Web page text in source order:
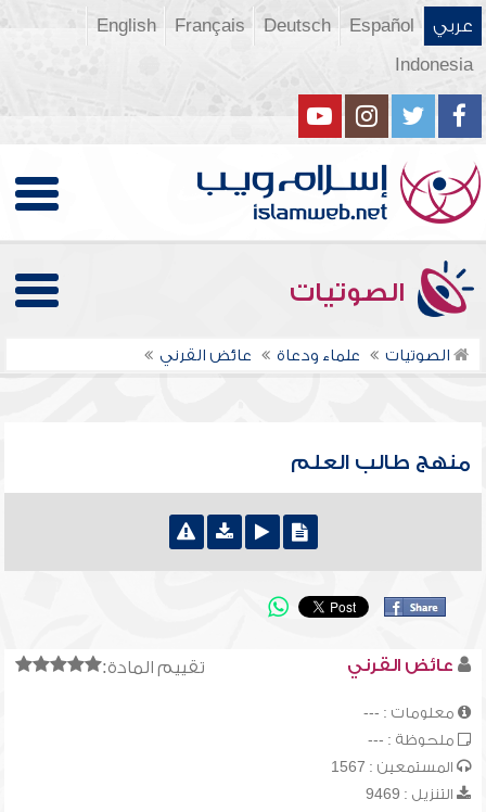
عربي Español
Deutsch
Français
English
Indonesia
الصوتيات
الصوتيات علماء ودعاة عائض القرني
منهج طالب العلم
تقييم المادة: عائض القرني
معلومات : ---
ملحوظة : ---
المستمعين : 1567
التنزيل : 9469